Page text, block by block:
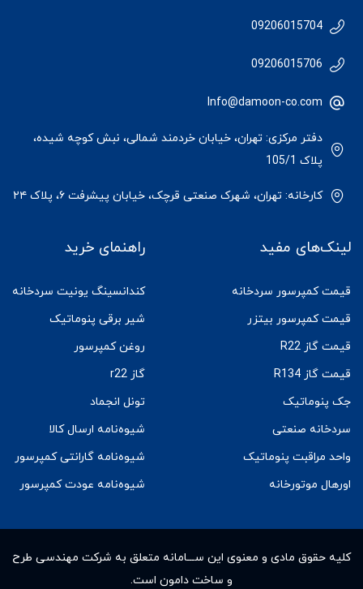
09206015704
09206015706
Info@damoon-co.com
دفتر مرکزی: تهران، خیابان خردمند شمالی، نبش کوچه شیده،
پلاک 105/1
کارخانه: تهران، شهرک صنعتی قرچک، خیابان پیشرفت ۶، پلاک ۲۴
لینک‌های مفید
قیمت کمپرسور سردخانه
قیمت کمپرسور بیتزر
قیمت گاز R22
قیمت گاز R134
جک پنوماتیک
سردخانه صنعتی
واحد مراقبت پنوماتیک
اورهال موتورخانه
راهنمای خرید
کندانسینگ یونیت سردخانه
شیر برقی پنوماتیک
روغن کمپرسور
گاز r22
تونل انجماد
شیوه‌نامه ارسال کالا
شیوه‌نامه گارانتی کمپرسور
شیوه‌نامه عودت کمپرسور
کلیه حقوق مادى و معنوى این ســـامانه متعلق به شرکت مهندسی طرح
و ساخت دامون است.